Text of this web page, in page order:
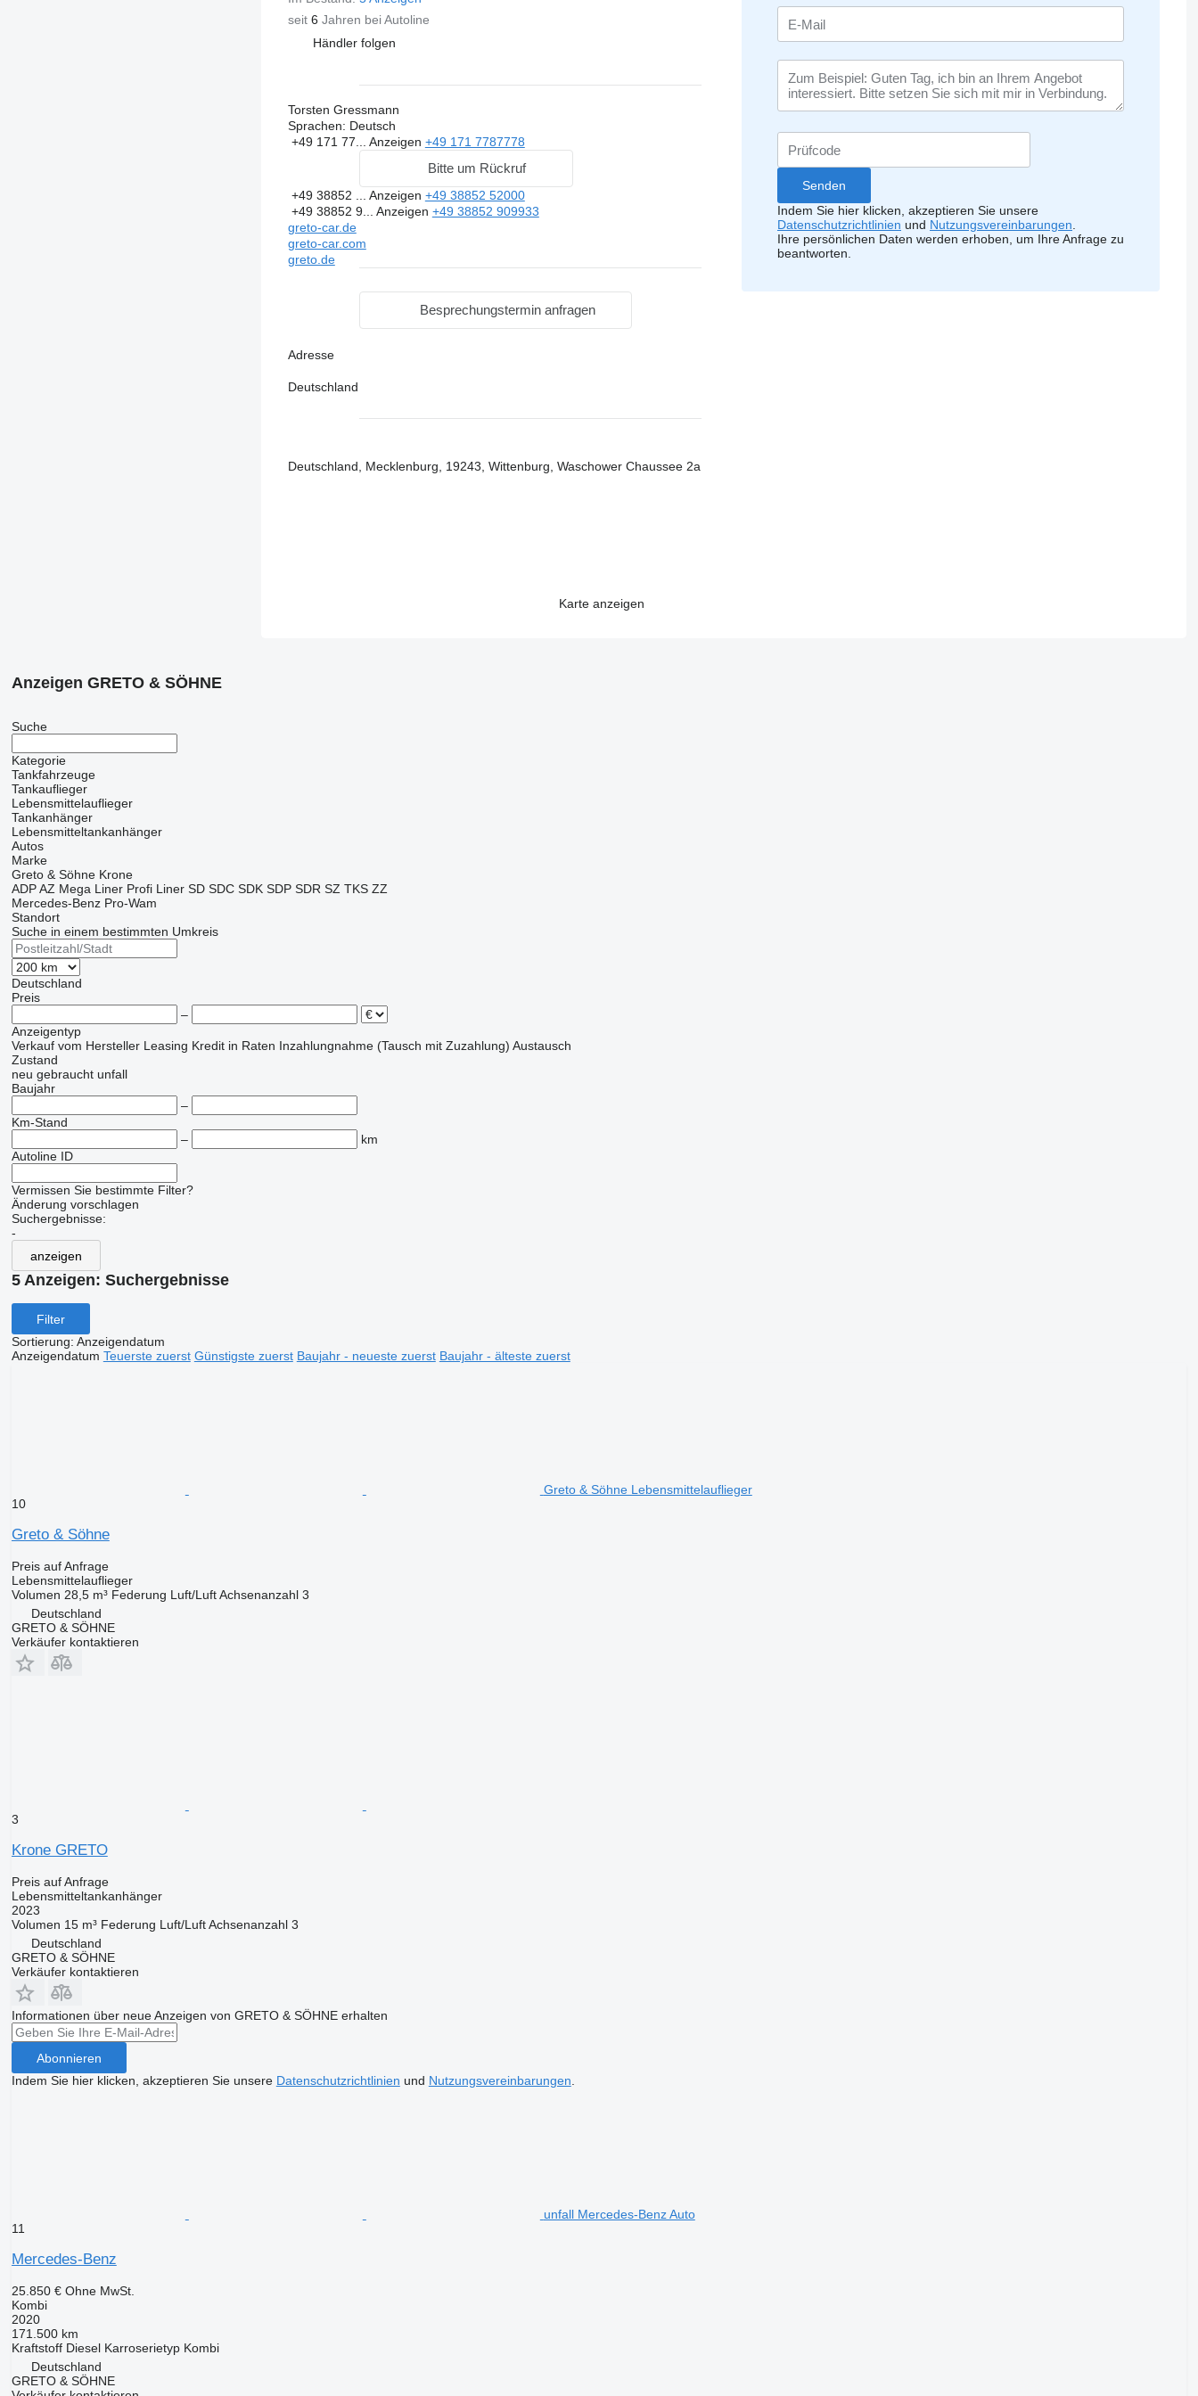
seit 6 Jahren bei Autoline
Händler folgen
Torsten Gressmann
Sprachen: Deutsch
+49 171 77... Anzeigen +49 171 7787778
Bitte um Rückruf
+49 38852 ... Anzeigen +49 38852 52000
+49 38852 9... Anzeigen +49 38852 909933
greto-car.de
greto-car.com
greto.de
Besprechungstermin anfragen
Adresse
Deutschland
Deutschland, Mecklenburg, 19243, Wittenburg, Waschower Chaussee 2a
Karte anzeigen
Indem Sie hier klicken, akzeptieren Sie unsere
Datenschutzrichtlinien und Nutzungsvereinbarungen
Ihre persönlichen Daten werden erhoben, um Ihre Anfrage zu
beantworten.
Anzeigen GRETO & SÖHNE
Suche
Kategorie
Tankfahrzeuge
Tankauflieger
Lebensmittelauflieger
Tankanhänger
Lebensmitteltankanhänger
Autos
Marke
Greto & Söhne Krone
ADP AZ Mega Liner Profi Liner SD SDC SDK SDP SDR SZ TKS ZZ
Mercedes-Benz Pro-Wam
Standort
Suche in einem bestimmten Umkreis
Deutschland
Preis
–
Anzeigentyp
Verkauf vom Hersteller Leasing Kredit in Raten Inzahlungnahme (Tausch mit Zuzahlung) Austausch
Zustand
neu gebraucht unfall
Baujahr
–
Km-Stand
–
km
Autoline ID
Vermissen Sie bestimmte Filter?
Änderung vorschlagen
Suchergebnisse:
-
anzeigen
5 Anzeigen: Suchergebnisse
Filter
Sortierung: Anzeigendatum
Anzeigendatum Teuerste zuerst Günstigste zuerst Baujahr - neueste zuerst Baujahr - älteste zuerst
Greto & Söhne Lebensmittelauflieger
10
Greto & Söhne
Preis auf Anfrage
Lebensmittelauflieger
Volumen 28,5 m³ Federung Luft/Luft Achsenanzahl 3
Deutschland
GRETO & SÖHNE
Verkäufer kontaktieren
3
Krone GRETO
Preis auf Anfrage
Lebensmitteltankanhänger
2023
Volumen 15 m³ Federung Luft/Luft Achsenanzahl 3
Deutschland
GRETO & SÖHNE
Verkäufer kontaktieren
Informationen über neue Anzeigen von GRETO & SÖHNE erhalten
Abonnieren
Indem Sie hier klicken, akzeptieren Sie unsere Datenschutzrichtlinien und Nutzungsvereinbarungen
unfall Mercedes-Benz Auto
11
Mercedes-Benz
25.850 € Ohne MwSt.
Kombi
2020
171.500 km
Kraftstoff Diesel Karroserietyp Kombi
Deutschland
GRETO & SÖHNE